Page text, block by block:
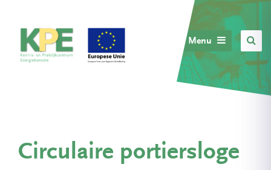
Menu
Circulaire portiersloge